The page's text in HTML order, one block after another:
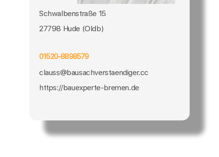
Schwalbenstraße 15
27798 Hude (Oldb)
01520-8898579
clauss@bausachverstaendiger.cc
https://bauexperte-bremen.de